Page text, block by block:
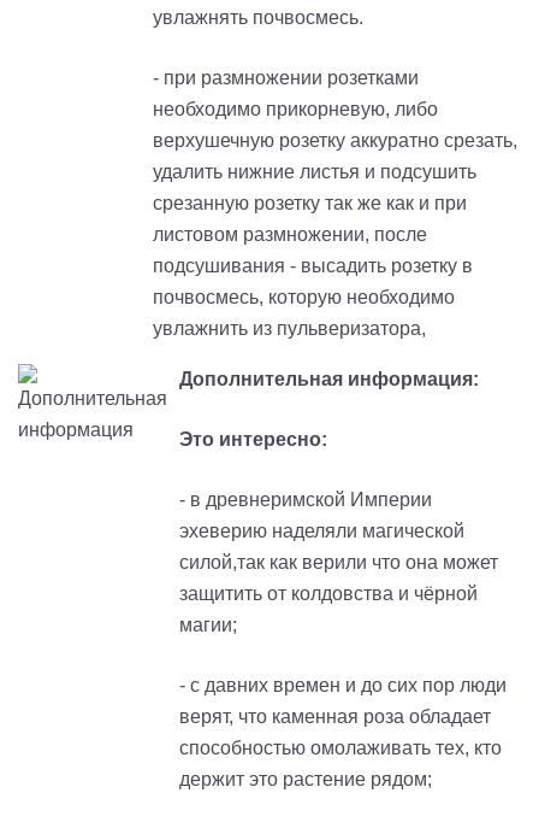
увлажнять почвосмесь.
- при размножении розетками
необходимо прикорневую, либо
верхушечную розетку аккуратно срезать,
удалить нижние листья и подсушить
срезанную розетку так же как и при
листовом размножении, после
подсушивания - высадить розетку в
почвосмесь, которую необходимо
увлажнить из пульверизатора,
Дополнительная информация:
Это интересно:
- в древнеримской Империи
эхеверию наделяли магической
силой,так как верили что она может
защитить от колдовства и чёрной
магии;
- с давних времен и до сих пор люди
верят, что каменная роза обладает
способностью омолаживать тех, кто
держит это растение рядом;